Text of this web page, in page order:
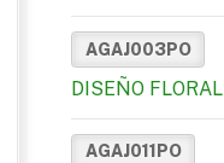
AGAJ003PO
DISEÑO FLORAL
AGAJ011PO